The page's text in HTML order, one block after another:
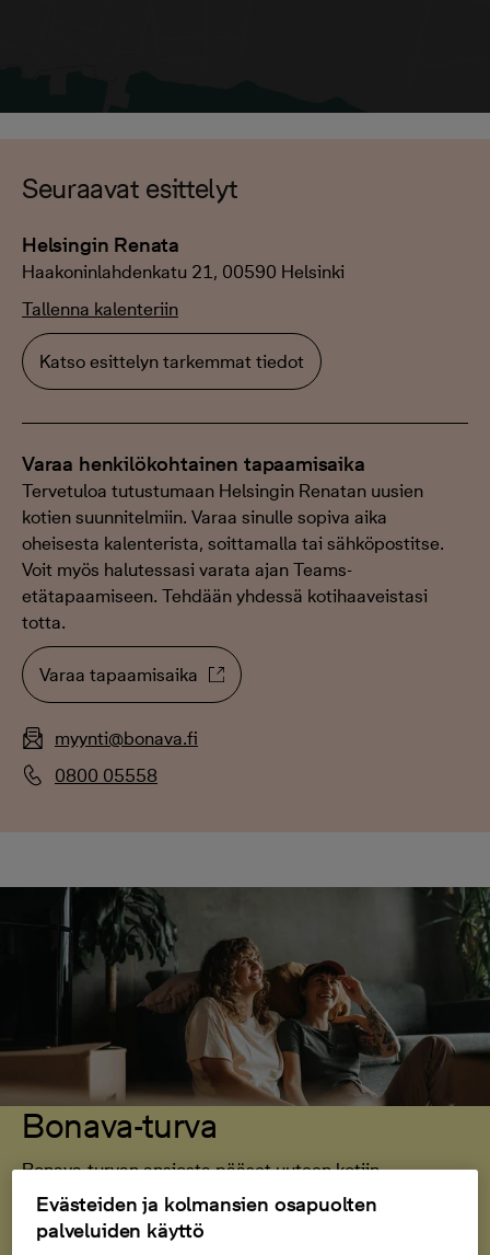
Seuraavat esittelyt
Helsingin Renata
Haakoninlahdenkatu 21, 00590 Helsinki
Tallenna kalenteriin
Katso esittelyn tarkemmat tiedot
Varaa henkilökohtainen tapaamisaika
Tervetuloa tutustumaan Helsingin Renatan uusien
kotien suunnitelmiin. Varaa sinulle sopiva aika
oheisesta kalenterista, soittamalla tai sähköpostitse.
Voit myös halutessasi varata ajan Teams-
etätapaamiseen. Tehdään yhdessä kotihaaveistasi
totta.
Varaa tapaamisaika
myynti@bonava.fi
0800 05558
Bonava-turva
Bonava-turvan ansiosta pääset uuteen kotiin
huolettomin mielin jo ennen kuin nykyinen asuntosi on
myyty. Maksamme uuden kotisi vastikemaksut jopa
Evästeiden ja kolmansien osapuolten
palveluiden käyttö